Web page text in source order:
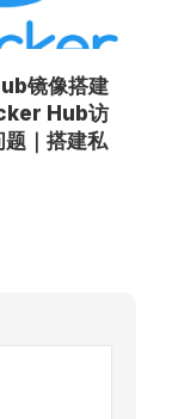
镜像搭建
Hub访
题｜搭建私